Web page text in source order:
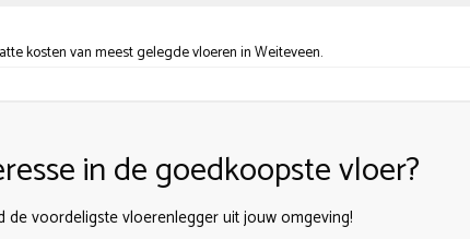
kosten van meest gelegde vloeren in Weiteveen.
in de goedkoopste vloer?
de voordeligste vloerenlegger uit jouw omgeving!